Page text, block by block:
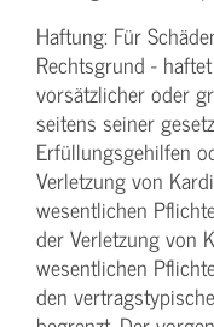
Haftung: Für
Rechtsgrund -
vorsätzlicher oder
seitens seiner
Erfüllungsgehilfen
Verletzung von
wesentlichen
der Verletzung von
wesentlichen
den